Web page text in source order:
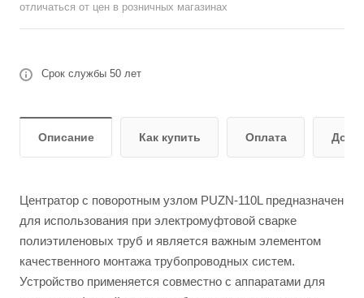
отличаться от цен в розничных магазинах
Срок службы 50 лет
Описание Как купить Оплата
Центратор с поворотным узлом PUZN-110L предназначен
для использования при электромуфтовой сварке
полиэтиленовых труб и является важным элементом
качественного монтажа трубопроводных систем.
Устройство применяется совместно с аппаратами для